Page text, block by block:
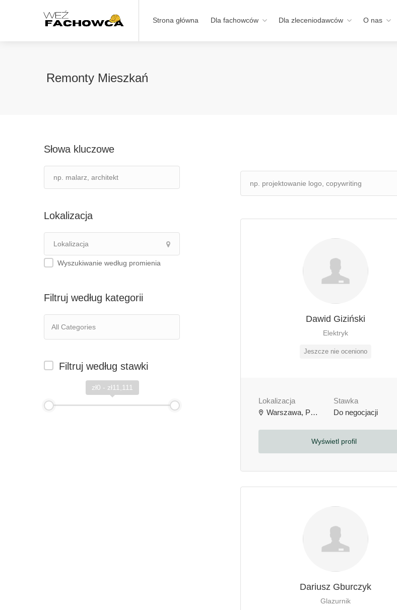
Strona główna Dla fachowców Dla zleceniodawców O nas
Remonty Mieszkań
Słowa kluczowe
Lokalizacja
Wyszukiwanie według promienia
Filtruj według kategorii
Filtruj według stawki
zł0 - zł11,111
Dawid Giziński
Elektryk
Jeszcze nie oceniono
Lokalizacja
Warszawa, Polska
Stawka
Do negocjacji
Wyświetl profil
Dariusz Gburczyk
Glazurnik